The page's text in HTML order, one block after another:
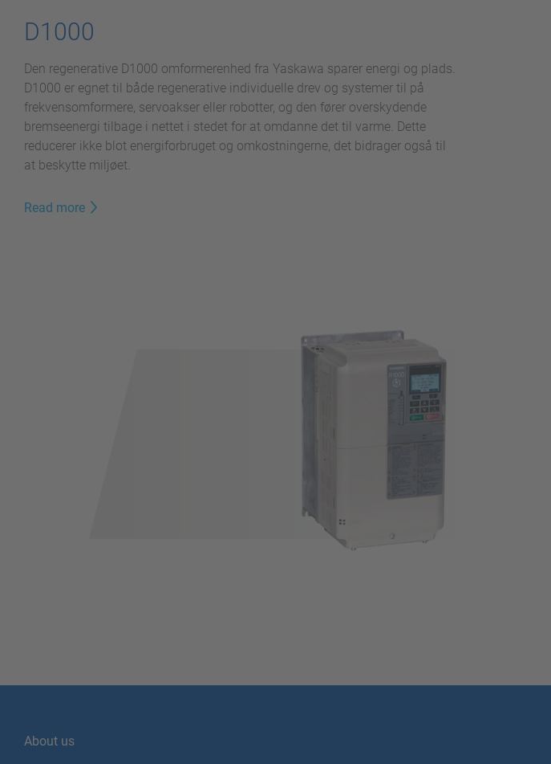
D1000
Den regenerative D1000 omformerenhed fra Yaskawa sparer energi og plads.
D1000 er egnet til både regenerative individuelle drev og systemer til på
frekvensomformere, servoakser eller robotter, og den fører overskydende
bremseenergi tilbage i nettet i stedet for at omdanne det til varme. Dette
reducerer ikke blot energiforbruget og omkostningerne, det bidrager også til
at beskytte miljøet.
Read more
About us